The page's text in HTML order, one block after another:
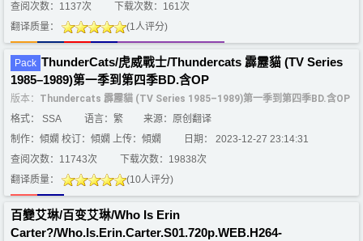
查阅次数：1137次
下载次数：161次
翻译质量：
(1人评分)
Pack ThunderCats/虎威戰士/Thundercats 霹靂貓 (TV Series
1985–1989)第一季到第四季BD.含OP
版本： Thundercats 霹靂貓 (TV Series 1985–1989)第一季到第四季BD.含OP
格式： SSA
语言：繁
来源：原创翻译
制作：傾嫻 校订：傾嫻 上传：傾嫻
日期： 2023-12-27 23:14:31
查阅次数：11743次
下载次数：19838次
翻译质量：
(10人评分)
百變艾琳/百变艾琳/Who Is Erin
Carter?/Who.Is.Erin.Carter.S01.720p.WEB.H264-